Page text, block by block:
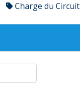
Charge du Circuit